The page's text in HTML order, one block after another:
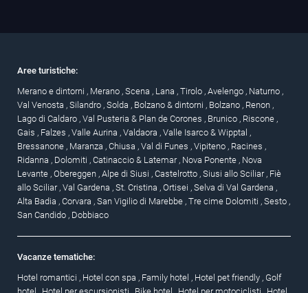
Aree turistiche:
Merano e dintorni , Merano , Scena , Lana , Tirolo , Avelengo , Naturno ,
Val Venosta , Silandro , Solda , Bolzano & dintorni , Bolzano , Renon ,
Lago di Caldaro , Val Pusteria & Plan de Corones , Brunico , Riscone ,
Gais , Falzes , Valle Aurina , Valdaora , Valle Isarco & Wipptal ,
Bressanone , Maranza , Chiusa , Val di Funes , Vipiteno , Racines ,
Ridanna , Dolomiti , Catinaccio & Latemar , Nova Ponente , Nova
Levante , Obereggen , Alpe di Siusi , Castelrotto , Siusi allo Sciliar , Fiè
allo Sciliar , Val Gardena , St. Cristina , Ortisei , Selva di Val Gardena ,
Alta Badia , Corvara , San Vigilio di Marebbe , Tre cime Dolomiti , Sesto ,
San Candido , Dobbiaco
Vacanze tematiche:
Hotel romantici , Hotel con spa , Family hotel , Hotel pet friendly , Golf